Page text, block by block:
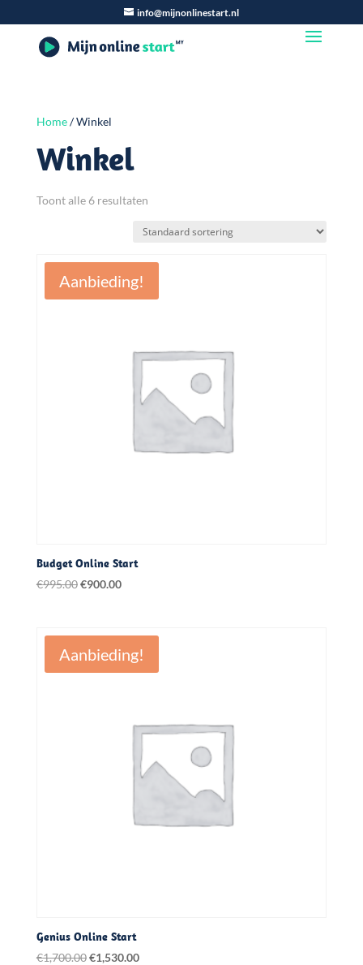
info@mijnonlinestart.nl
Home/ Winkel
Winkel
Toont alle 6 resultaten
Aanbieding!
Budget Online Start
€995.00Oorspronkelijke
€995.00.
€900.00Huidige
€900.00.
Aanbieding!
Genius Online Start
€1,700.00Oorspronkelijke
€1,530.00Huidige